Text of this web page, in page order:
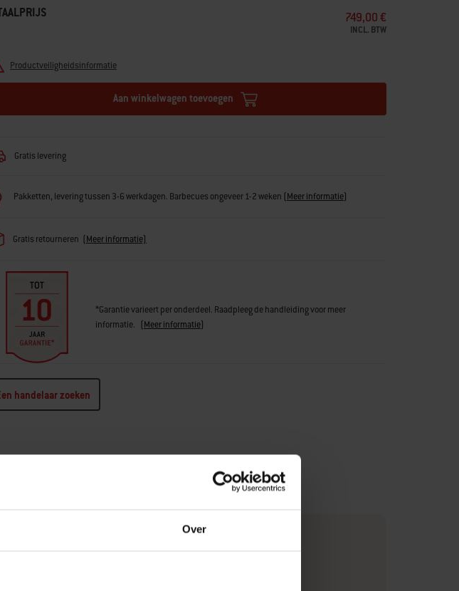
Over
749,00 €
INCL. BTW
Productveiligheidsinformatie
Aan winkelwagen toevoegen
Gratis levering
Pakketten, levering tussen 3-6 werkdagen. Barbecues ongeveer 1-2 weken (Meer informatie)
Gratis retourneren (Meer informatie)
*Garantie varieert per onderdeel. Raadpleeg de handleiding voor meer
informatie. (Meer informatie)
handelaar zoeken
Diameter (cm)